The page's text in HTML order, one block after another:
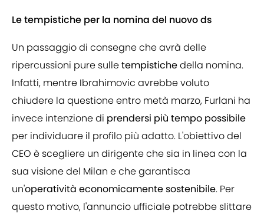
Le tempistiche per la nomina del nuovo ds
Un passaggio di consegne che avrà delle
ripercussioni pure sulletempistichedella nomina.
Infatti, mentre Ibrahimovic avrebbe voluto
chiudere la questione entro metà marzo, Furlani ha
invece intenzione di prendersi più tempo possibile
per individuare il profilo più adatto. L'obiettivo del
CEO è scegliere un dirigente che sia in linea con la
sua visione del Milan e che garantisca
un'operatività economicamente sostenibile. Per
questo motivo, l'annuncio ufficiale potrebbe slittare